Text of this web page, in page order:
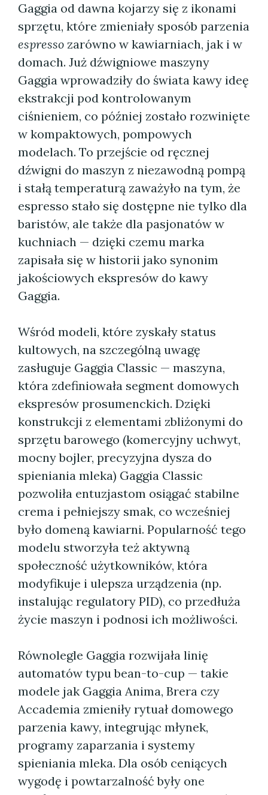
Gaggia od dawna kojarzy się z ikonami
sprzętu, które zmieniały sposób parzenia
espresso zarówno w kawiarniach, jak i w
domach. Już dźwigniowe maszyny
Gaggia wprowadziły do świata kawy ideę
ekstrakcji pod kontrolowanym
ciśnieniem, co później zostało rozwinięte
w kompaktowych, pompowych
modelach. To przejście od ręcznej
dźwigni do maszyn z niezawodną pompą
i stałą temperaturą zaważyło na tym, że
espresso stało się dostępne nie tylko dla
baristów, ale także dla pasjonatów w
kuchniach — dzięki czemu marka
zapisała się w historii jako synonim
jakościowych ekspresów do kawy
Gaggia.
Wśród modeli, które zyskały status
kultowych, na szczególną uwagę
zasługuje Gaggia Classic — maszyna,
która zdefiniowała segment domowych
ekspresów prosumenckich. Dzięki
konstrukcji z elementami zbliżonymi do
sprzętu barowego (komercyjny uchwyt,
mocny bojler, precyzyjna dysza do
spieniania mleka) Gaggia Classic
pozwoliła entuzjastom osiągać stabilne
crema i pełniejszy smak, co wcześniej
było domeną kawiarni. Popularność tego
modelu stworzyła też aktywną
społeczność użytkowników, która
modyfikuje i ulepsza urządzenia (np.
instalując regulatory PID), co przedłuża
życie maszyn i podnosi ich możliwości.
Równolegle Gaggia rozwijała linię
automatów typu bean-to-cup — takie
modele jak Gaggia Anima, Brera czy
Accademia zmieniły rytuał domowego
parzenia kawy, integrując młynek,
programy zaparzania i systemy
spieniania mleka. Dla osób ceniących
wygodę i powtarzalność były one